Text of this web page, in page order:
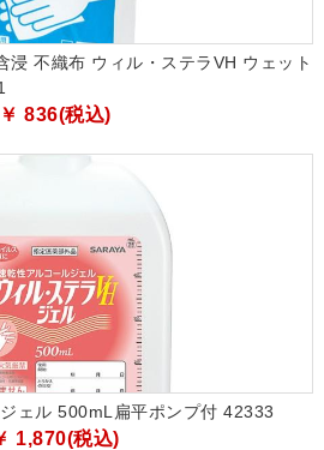
浸 不織布 ウィル・ステラVH ウェット
￥ 836(税込)
ェル 500mL扁平ポンプ付 42333
1,870(税込)